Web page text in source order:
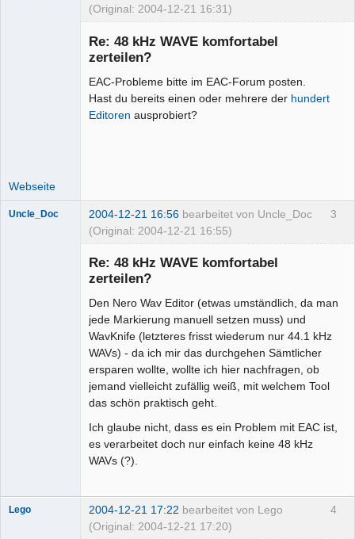
(Original: 2004-12-21 16:31)
Re: 48 kHz WAVE komfortabel
zerteilen?
EAC-Probleme bitte im EAC-Forum posten.
Hast du bereits einen oder mehrere der hundert
Editoren ausprobiert?
Webseite
3
Uncle_Doc 2004-12-21 16:56 bearbeitet von Uncle_Doc
(Original: 2004-12-21 16:55)
Re: 48 kHz WAVE komfortabel
zerteilen?
Den Nero Wav Editor (etwas umständlich, da man
jede Markierung manuell setzen muss) und
WavKnife (letzteres frisst wiederum nur 44.1 kHz
WAVs) - da ich mir das durchgehen Sämtlicher
ersparen wollte, wollte ich hier nachfragen, ob
jemand vielleicht zufällig weiß, mit welchem Tool
das schön praktisch geht.
Ich glaube nicht, dass es ein Problem mit EAC ist,
es verarbeitet doch nur einfach keine 48 kHz
WAVs (?).
4
Lego 2004-12-21 17:22 bearbeitet von Lego
(Original: 2004-12-21 17:20)